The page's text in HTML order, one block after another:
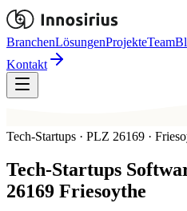
BranchenLösungenProjekteTeam
Kontakt
Tech-Startups · PLZ 26169 ·
Tech-Startups
26169 Friesoythe